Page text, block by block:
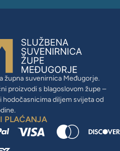
župna suvenirnica Međugorje.
proizvodi s blagoslovom župe –
hodočasnicima diljem svijeta od
PLAĆANJA